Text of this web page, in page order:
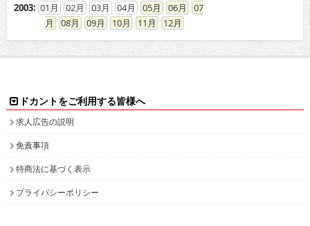
2003: 01 02 03 04 05 06
07
08
09 10 11 12
ドカントをご利用する皆様へ
求人広告の説明
免責事項
特商法に基づく表示
プライバシーポリシー